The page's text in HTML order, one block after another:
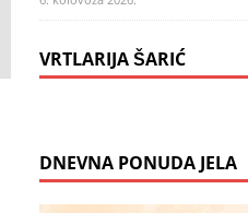
VRTLARIJA ŠARIĆ
DNEVNA PONUDA JELA